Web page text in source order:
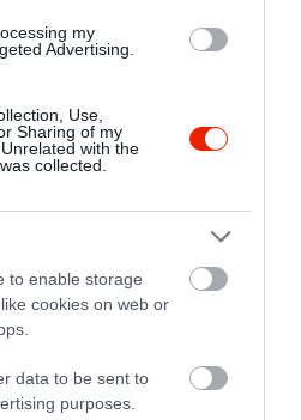
my
Advertising.
Use,
Sharing of my
with the
collected.
to enable storage
cookies on web or
data to be sent to
purposes.
a vendég
Borjúláb….
képpel,hogy
hitelességűket
oktalanul
a Víg kalmárnak
Ott létem alatt
tucat-számmal fogyott
az eleségből. A ház
csak egy a
számolja ezt….